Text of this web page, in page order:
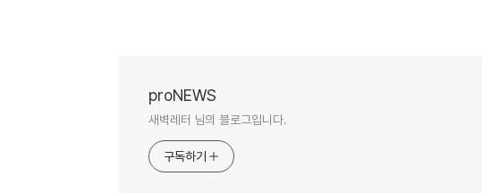
proNEWS
새벽레터 님의 블로그입니다.
구독하기